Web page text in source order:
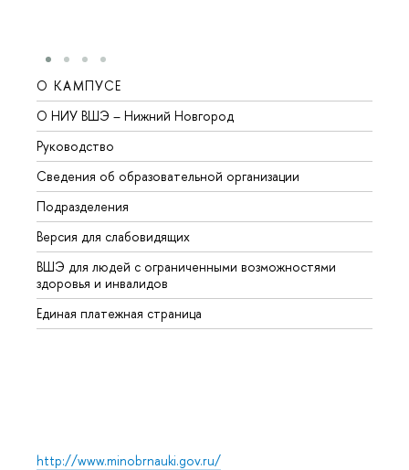
О КАМПУСЕ
О НИУ ВШЭ – Нижний Новгород
Руководство
Сведения об образовательной организации
Подразделения
Версия для слабовидящих
ВШЭ для людей с ограниченными возможностями
здоровья и инвалидов
Единая платежная страница
http://www.minobrnauki.gov.ru/